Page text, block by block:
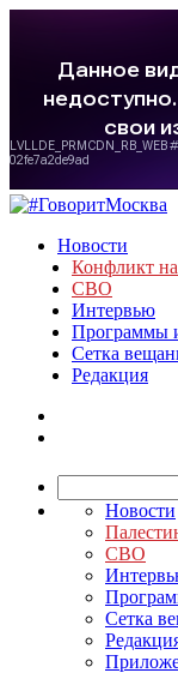
Новости
Конфликт
СВО
Интервью
Программы
Сетка
Редакция
Новости
СВО
Сетка